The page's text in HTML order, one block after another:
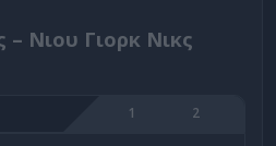
– Νιου Γιορκ Νικς
1 2